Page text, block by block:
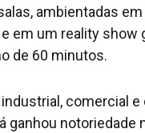
ambientadas
em um reality show
de 60 minutos.
comercial
ganhou notoriedade